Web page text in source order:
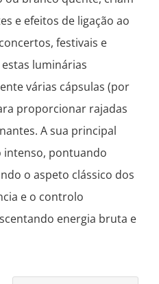
e efeitos de ligação ao
festivais e
luminárias
várias cápsulas (por
proporcionar rajadas
A sua principal
intenso, pontuando
o aspeto clássico dos
e o controlo
energia bruta e